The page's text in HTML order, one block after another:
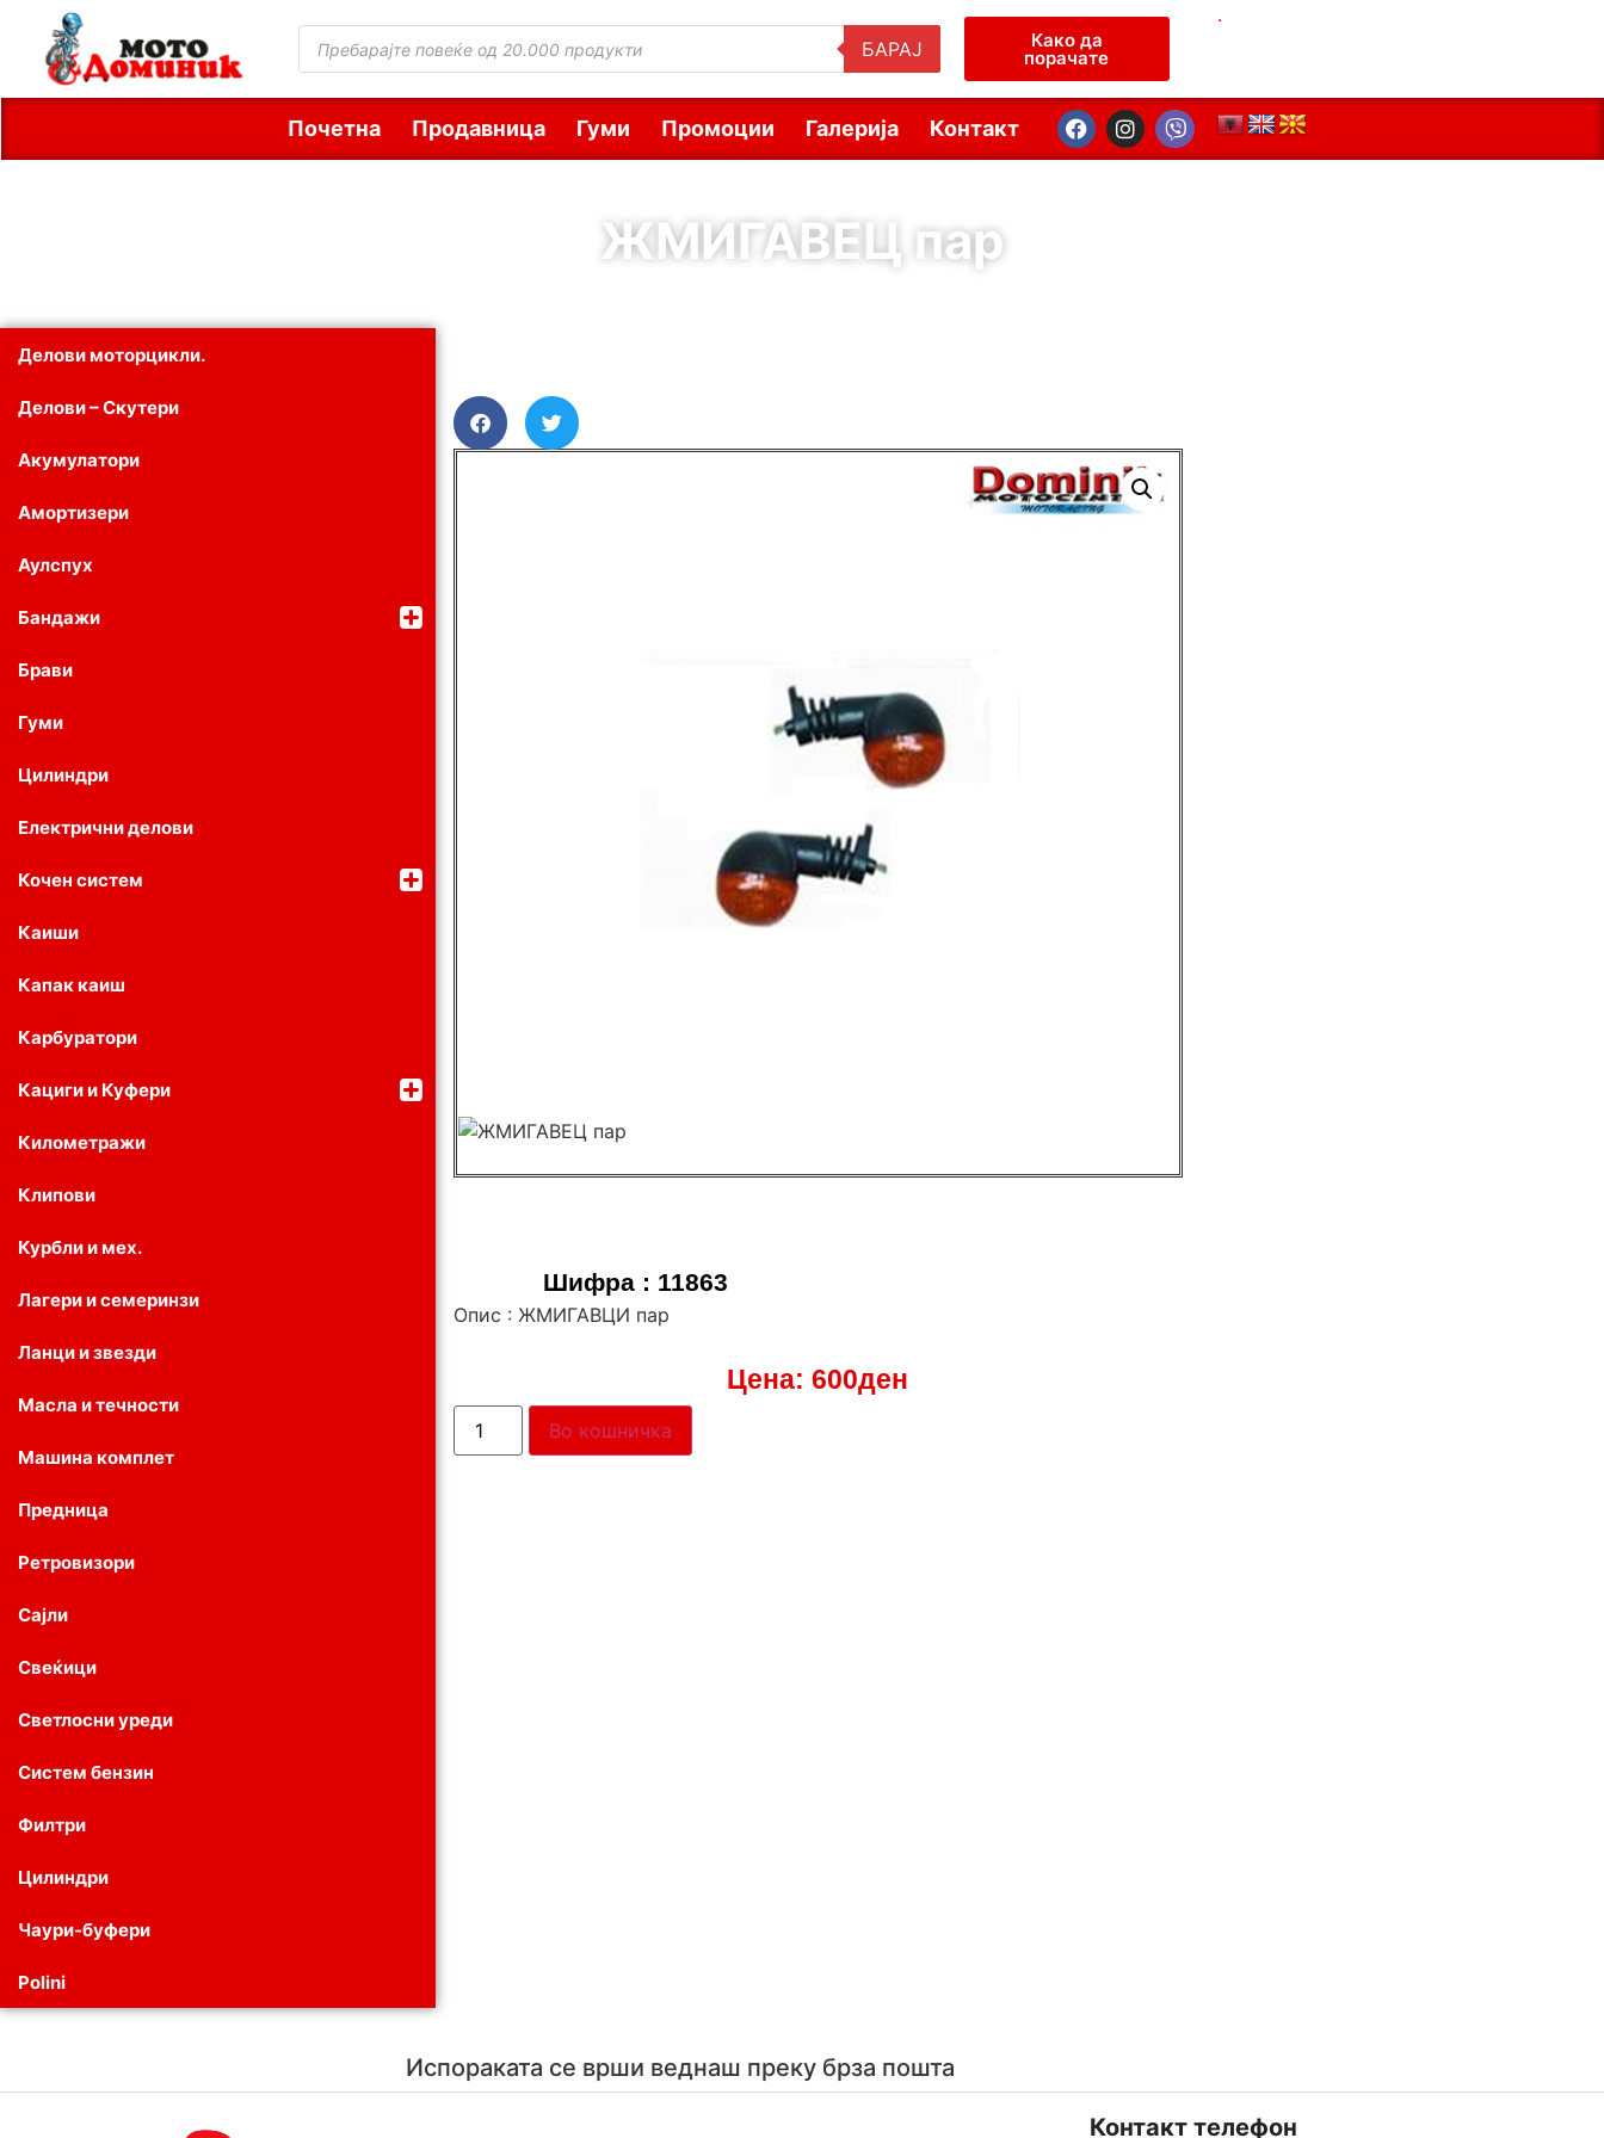
БАРАЈ Како да
порачате
.
Почетна Продавница Гуми Промоции Галерија Контакт
ЖМИГАВЕЦ пар
Делови моторцикли.
Делови – Скутери
Акумулатори
Амортизери
Аулспух
Бандажи
Брави
Гуми
Цилиндри
Електрични делови
Кочен систем
Каиши
Капак каиш
Карбуратори
Кациги и Куфери
Километражи
Клипови
Курбли и мех.
Лагери и семеринзи
Ланци и звезди
Масла и течности
Машина комплет
Предница
Ретровизори
Сајли
Свеќици
Светлосни уреди
Систем бензин
Филтри
Цилиндри
Чаури-буфери
Polini
Шифра : 11863
Опис : ЖМИГАВЦИ пар
Цена:600ден
Во кошничка
Испораката се врши веднаш преку брза пошта
Контакт телефон